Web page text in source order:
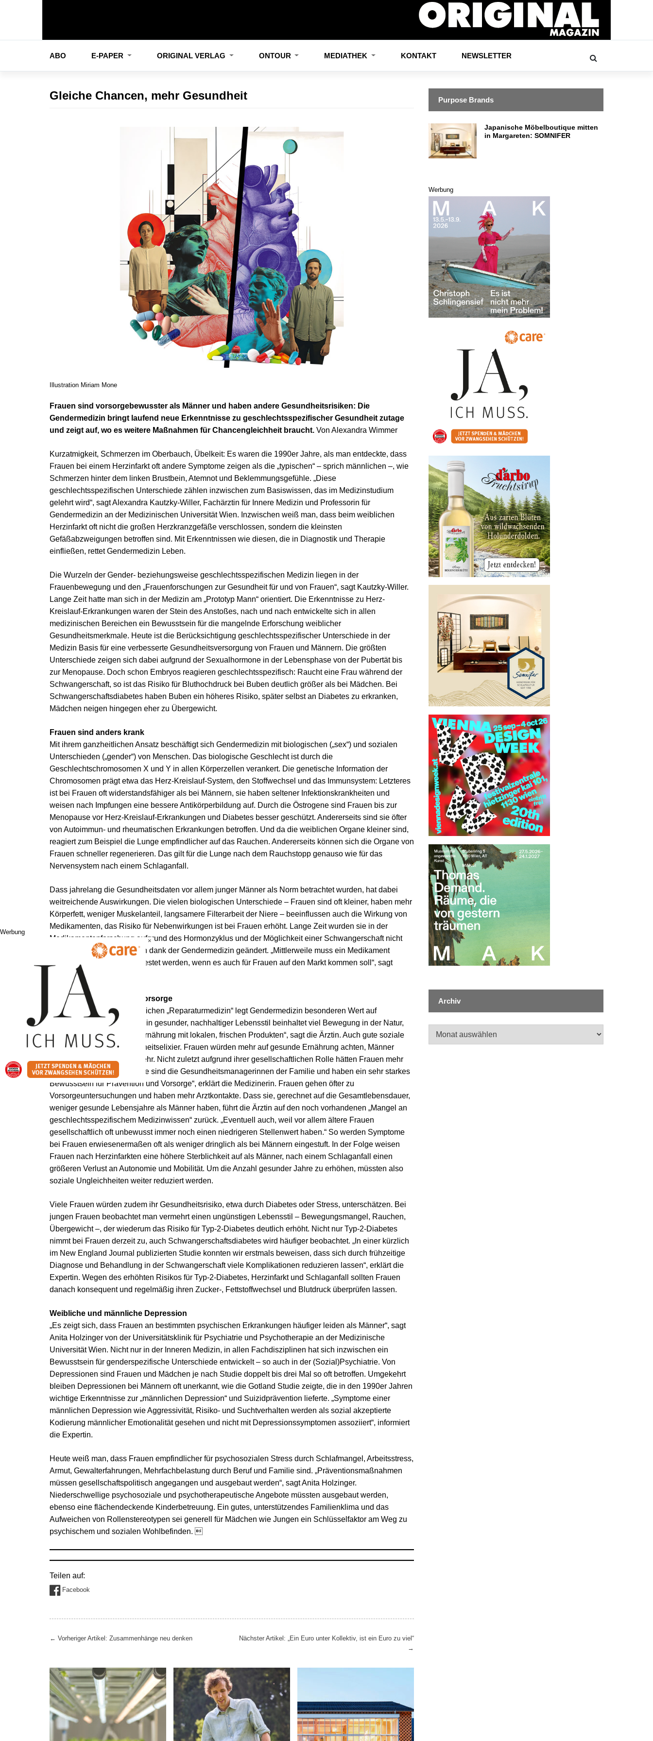
ABO E-PAPER ORIGINAL VERLAG ONTOUR MEDIATHEK KONTAKT NEWSLETTER
Gleiche Chancen, mehr Gesundheit
Illustration Miriam Mone
Frauen sind vorsorgebewusster als Männer und haben andere Gesundheitsrisiken: Die
Gendermedizin bringt laufend neue Erkenntnisse zu geschlechtsspezifischer Gesundheit zutage
und zeigt auf, wo es weitere Maßnahmen für Chancengleichheit braucht. Von Alexandra Wimmer
Kurzatmigkeit, Schmerzen im Oberbauch, Übelkeit: Es waren die 1990er Jahre, als man entdeckte, dass
Frauen bei einem Herzinfarkt oft andere Symptome zeigen als die „typischen“ – sprich männlichen –, wie
Schmerzen hinter dem linken Brustbein, Atemnot und Beklemmungsgefühle. „Diese
geschlechtsspezifischen Unterschiede zählen inzwischen zum Basiswissen, das im Medizinstudium
gelehrt wird“, sagt Alexandra Kautzky-Willer, Fachärztin für Innere Medizin und Professorin für
Gendermedizin an der Medizinischen Universität Wien. Inzwischen weiß man, dass beim weiblichen
Herzinfarkt oft nicht die großen Herzkranzgefäße verschlossen, sondern die kleinsten
Gefäßabzweigungen betroffen sind. Mit Erkenntnissen wie diesen, die in Diagnostik und Therapie
einfließen, rettet Gendermedizin Leben.
Die Wurzeln der Gender- beziehungsweise geschlechtsspezifischen Medizin liegen in der
Frauenbewegung und den „Frauenforschungen zur Gesundheit für und von Frauen“, sagt Kautzky-Willer.
Lange Zeit hatte man sich in der Medizin am „Prototyp Mann“ orientiert. Die Erkenntnisse zu Herz-
Kreislauf-Erkrankungen waren der Stein des Anstoßes, nach und nach entwickelte sich in allen
medizinischen Bereichen ein Bewusstsein für die mangelnde Erforschung weiblicher
Gesundheitsmerkmale. Heute ist die Berücksichtigung geschlechtsspezifischer Unterschiede in der
Medizin Basis für eine verbesserte Gesundheitsversorgung von Frauen und Männern. Die größten
Unterschiede zeigen sich dabei aufgrund der Sexualhormone in der Lebensphase von der Pubertät bis
zur Menopause. Doch schon Embryos reagieren geschlechtsspezifisch: Raucht eine Frau während der
Schwangerschaft, so ist das Risiko für Bluthochdruck bei Buben deutlich größer als bei Mädchen. Bei
Schwangerschaftsdiabetes haben Buben ein höheres Risiko, später selbst an Diabetes zu erkranken,
Mädchen neigen hingegen eher zu Übergewicht.
Frauen sind anders krank
Mit ihrem ganzheitlichen Ansatz beschäftigt sich Gendermedizin mit biologischen („sex“) und sozialen
Unterschieden („gender“) von Menschen. Das biologische Geschlecht ist durch die
Geschlechtschromosomen X und Y in allen Körperzellen verankert. Die genetische Information der
Chromosomen prägt etwa das Herz-Kreislauf-System, den Stoffwechsel und das Immunsystem: Letzteres
ist bei Frauen oft widerstandsfähiger als bei Männern, sie haben seltener Infektionskrankheiten und
weisen nach Impfungen eine bessere Antikörperbildung auf. Durch die Östrogene sind Frauen bis zur
Menopause vor Herz-Kreislauf-Erkrankungen und Diabetes besser geschützt. Andererseits sind sie öfter
von Autoimmun- und rheumatischen Erkrankungen betroffen. Und da die weiblichen Organe kleiner sind,
reagiert zum Beispiel die Lunge empfindlicher auf das Rauchen. Andererseits können sich die Organe von
Frauen schneller regenerieren. Das gilt für die Lunge nach dem Rauchstopp genauso wie für das
Nervensystem nach einem Schlaganfall.
Dass jahrelang die Gesundheitsdaten vor allem junger Männer als Norm betrachtet wurden, hat dabei
weitreichende Auswirkungen. Die vielen biologischen Unterschiede – Frauen sind oft kleiner, haben mehr
Körperfett, weniger Muskelanteil, langsamere Filterarbeit der Niere – beeinflussen auch die Wirkung von
Medikamenten, das Risiko für Nebenwirkungen ist bei Frauen erhöht. Lange Zeit wurden sie in der
Medikamentenforschung aufgrund des Hormonzyklus und der Möglichkeit einer Schwangerschaft nicht
miteinbezogen. Das hat sich dank der Gendermedizin geändert. „Mittlerweile muss ein Medikament
verpflichtend an Frauen getestet werden, wenn es auch für Frauen auf den Markt kommen soll“, sagt
Alexandra Kautzky-Willer.
Stark in Prävention und Vorsorge
Im Gegensatz zur herkömmlichen „Reparaturmedizin“ legt Gendermedizin besonderen Wert auf
Präventionsmaßnahmen. „Ein gesunder, nachhaltiger Lebensstil beinhaltet viel Bewegung in der Natur,
Stressreduktion, gesunde Ernährung mit lokalen, frischen Produkten“, sagt die Ärztin. Auch gute soziale
Kontakte seien ein Gesundheitselixier. Frauen würden mehr auf gesunde Ernährung achten, Männer
hingegen bewegten sich mehr. Nicht zuletzt aufgrund ihrer gesellschaftlichen Rolle hätten Frauen mehr
Gesundheitskompetenz: „Sie sind die Gesundheitsmanagerinnen der Familie und haben ein sehr starkes
Bewusstsein für Prävention und Vorsorge“, erklärt die Medizinerin. Frauen gehen öfter zu
Vorsorgeuntersuchungen und haben mehr Arztkontakte. Dass sie, gerechnet auf die Gesamtlebensdauer,
weniger gesunde Lebensjahre als Männer haben, führt die Ärztin auf den noch vorhandenen „Mangel an
geschlechtsspezifischem Medizinwissen“ zurück. „Eventuell auch, weil vor allem ältere Frauen
gesellschaftlich oft unbewusst immer noch einen niedrigeren Stellenwert haben.“ So werden Symptome
bei Frauen erwiesenermaßen oft als weniger dringlich als bei Männern eingestuft. In der Folge weisen
Frauen nach Herzinfarkten eine höhere Sterblichkeit auf als Männer, nach einem Schlaganfall einen
größeren Verlust an Autonomie und Mobilität. Um die Anzahl gesunder Jahre zu erhöhen, müssten also
soziale Ungleichheiten weiter reduziert werden.
Viele Frauen würden zudem ihr Gesundheitsrisiko, etwa durch Diabetes oder Stress, unterschätzen. Bei
jungen Frauen beobachtet man vermehrt einen ungünstigen Lebensstil – Bewegungsmangel, Rauchen,
Übergewicht –, der wiederum das Risiko für Typ-2-Diabetes deutlich erhöht. Nicht nur Typ-2-Diabetes
nimmt bei Frauen derzeit zu, auch Schwangerschaftsdiabetes wird häufiger beobachtet. „In einer kürzlich
im New England Journal publizierten Studie konnten wir erstmals beweisen, dass sich durch frühzeitige
Diagnose und Behandlung in der Schwangerschaft viele Komplikationen reduzieren lassen“, erklärt die
Expertin. Wegen des erhöhten Risikos für Typ-2-Diabetes, Herzinfarkt und Schlaganfall sollten Frauen
danach konsequent und regelmäßig ihren Zucker-, Fettstoffwechsel und Blutdruck überprüfen lassen.
Weibliche und männliche Depression
„Es zeigt sich, dass Frauen an bestimmten psychischen Erkrankungen häufiger leiden als Männer“, sagt
Anita Holzinger von der Universitätsklinik für Psychiatrie und Psychotherapie an der Medizinische
Universität Wien. Nicht nur in der Inneren Medizin, in allen Fachdisziplinen hat sich inzwischen ein
Bewusstsein für genderspezifische Unterschiede entwickelt – so auch in der (Sozial)Psychiatrie. Von
Depressionen sind Frauen und Mädchen je nach Studie doppelt bis drei Mal so oft betroffen. Umgekehrt
bleiben Depressionen bei Männern oft unerkannt, wie die Gotland Studie zeigte, die in den 1990er Jahren
wichtige Erkenntnisse zur „männlichen Depression“ und Suizidprävention lieferte. „Symptome einer
männlichen Depression wie Aggressivität, Risiko- und Suchtverhalten werden als sozial akzeptierte
Kodierung männlicher Emotionalität gesehen und nicht mit Depressionssymptomen assoziiert“, informiert
die Expertin.
Heute weiß man, dass Frauen empfindlicher für psychosozialen Stress durch Schlafmangel, Arbeitsstress,
Armut, Gewalterfahrungen, Mehrfachbelastung durch Beruf und Familie sind. „Präventionsmaßnahmen
müssen gesellschaftspolitisch angegangen und ausgebaut werden“, sagt Anita Holzinger.
Niederschwellige psychosoziale und psychotherapeutische Angebote müssten ausgebaut werden,
ebenso eine flächendeckende Kinderbetreuung. Ein gutes, unterstützendes Familienklima und das
Aufweichen von Rollenstereotypen sei generell für Mädchen wie Jungen ein Schlüsselfaktor am Weg zu
psychischem und sozialen Wohlbefinden. 
Teilen auf:
Facebook
← Vorheriger Artikel: Zusammenhänge neu denken
Nächster Artikel: „Ein Euro unter Kollektiv, ist ein Euro zu viel“
→
Purpose Brands
Japanische Möbelboutique mitten
in Margareten: SOMNIFER
Werbung
Archiv
Werbung
×